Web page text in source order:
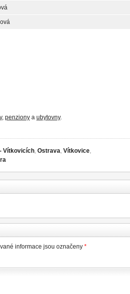
, penziony a ubytovny.
Vítkovicích, Ostrava, Vítkovice,
informace jsou označeny *